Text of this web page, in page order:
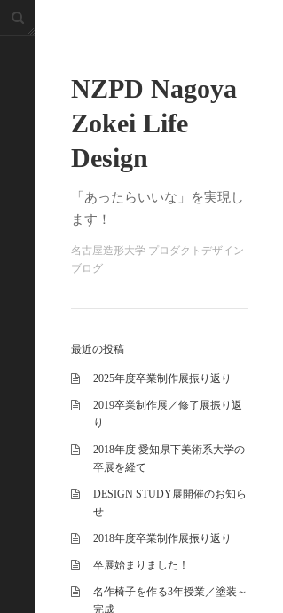
NZPD Nagoya
Zokei Life
Design
「あったらいいな」を実現し
ます！
名古屋造形大学 プロダクトデザイン
ブログ
最近の投稿
2025年度卒業制作展振り返り
2019卒業制作展／修了展振り返
り
2018年度 愛知県下美術系大学の
卒展を経て
DESIGN STUDY展開催のお知ら
せ
2018年度卒業制作展振り返り
卒展始まりました！
名作椅子を作る3年授業／塗装～
完成